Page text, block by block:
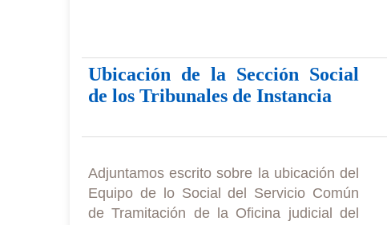
Ubicación de la Sección Social
de los Tribunales de Instancia
Adjuntamos escrito sobre la ubicación del
Equipo de lo Social del Servicio Común
de Tramitación de la Oficina judicial del